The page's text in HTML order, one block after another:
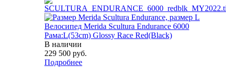
Велосипед Merida Scultura Endurance 6000
Рама:L(53cm) Glossy Race Red(Black)
В наличии
229 500 руб.
Подробнее